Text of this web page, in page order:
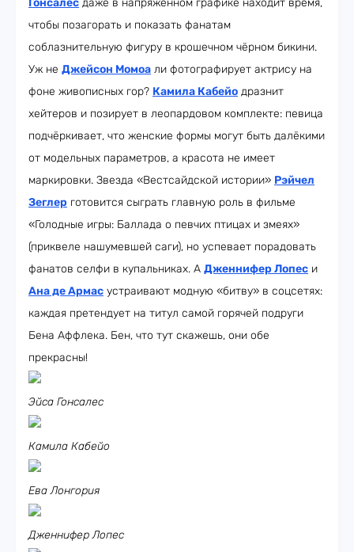
Гонсалес даже в напряжённом графике находит время,
чтобы позагорать и показать фанатам
соблазнительную фигуру в крошечном чёрном бикини.
Уж не Джейсон Момоа ли фотографирует актрису на
фоне живописных гор? Камила Кабейо дразнит
хейтеров и позирует в леопардовом комплекте: певица
подчёркивает, что женские формы могут быть далёкими
от модельных параметров, а красота не имеет
маркировки. Звезда «Вестсайдской истории» Рэйчел
Зеглер готовится сыграть главную роль в фильме
«Голодные игры: Баллада о певчих птицах и змеях»
(приквеле нашумевшей саги), но успевает порадовать
фанатов селфи в купальниках. А Дженнифер Лопес и
Ана де Армас устраивают модную «битву» в соцсетях:
каждая претендует на титул самой горячей подруги
Бена Аффлека. Бен, что тут скажешь, они обе
прекрасны!
Эйса Гонсалес
Камила Кабейо
Ева Лонгория
Дженнифер Лопес